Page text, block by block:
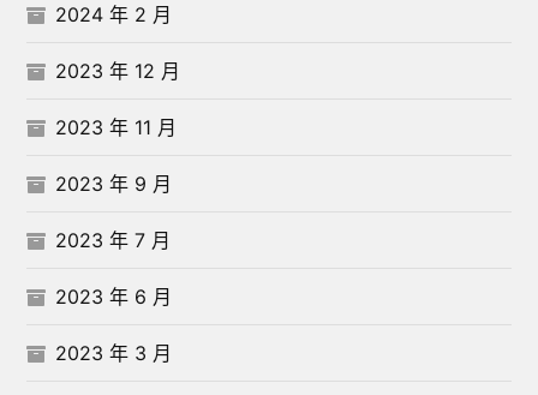
2024 年 2 月
2023 年 12 月
2023 年 11 月
2023 年 9 月
2023 年 7 月
2023 年 6 月
2023 年 3 月